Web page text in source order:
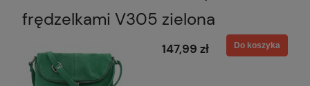
frędzelkami V305 zielona
147,99 zł Do koszyka